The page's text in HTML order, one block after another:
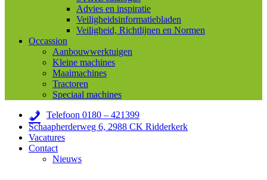
Advies en inspiratie
Veiligheidsinformatiebladen
Veiligheid, Richtlijnen en Normen
Occassion
Aanbouwwerktuigen
Kleine machines
Maaimachines
Tractoren
Speciaal machines
Telefoon 0180 – 421399
Schaapherderweg 6, 2988 CK Ridderkerk
Vacatures
Contact
Nieuws